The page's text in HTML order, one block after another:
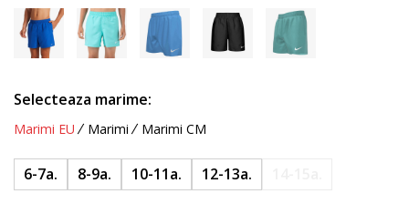
Selecteaza marime:
Marimi EU Marimi Marimi CM
6-7a. 8-9a. 10-11a. 12-13a.